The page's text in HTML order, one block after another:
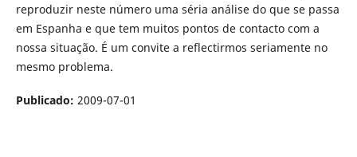
reproduzir neste número uma séria análise do que se passa
em Espanha e que tem muitos pontos de contacto com a
nossa situação. É um convite a reflectirmos seriamente no
mesmo problema.
Publicado: 2009-07-01